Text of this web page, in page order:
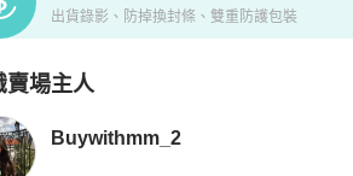
出貨錄影、防掉換封條、雙重防護包裝
賣場主人
拍拍圈嚴選賣家
Buywithmm_2